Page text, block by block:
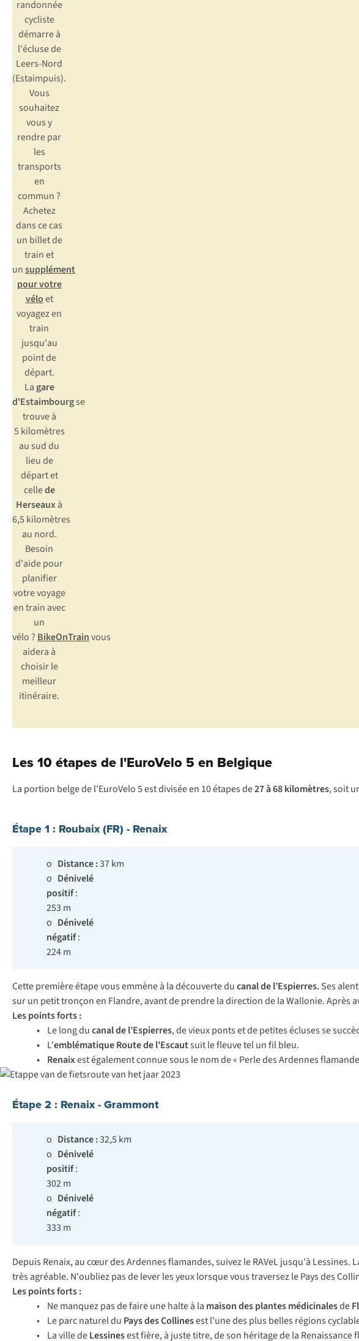
randonnée
cycliste
démarre à
l'écluse de
Leers-Nord
(Estaimpuis).
Vous
souhaitez
vous y
rendre par
les
transports
en
commun ?
Achetez
dans ce cas
un billet de
train et
unsupplément
pour votre
véloet
voyagez en
train
jusqu'au
point de
départ.
La gare
d'Estaimbourgse
trouve à
5 kilomètres
au sud du
lieu de
départ et
cellede
Herseauxà
6,5 kilomètres
au nord.
Besoin
d'aide pour
planifier
votre voyage
en train avec
un
vélo ? BikeOnTrainvous
aidera à
choisir le
meilleur
itinéraire.
Les 10 étapes de l'EuroVelo 5 en Belgique
La portion belge de l'EuroVelo 5 est divisée en 10 étapes de27 à 68kilomètres, soit
Étape 1 : Roubaix (FR) - Renaix
o Distance :37 km
o Dénivelé
positif:
253 m
o Dénivelé
négatif:
224 m
Cette première étape vous emmène à la découverte ducanal de l’Espierres.Ses
sur un petit tronçon en Flandre, avant de prendre la direction de la Wallonie. Après
Les points forts :
• Le long ducanal de l’Espierres, de vieux ponts et de petites écluses se
• L'emblématique Route de l'Escautsuit le fleuve tel un fil bleu.
• Renaixest également connue sous le nom de « Perle des Ardennes
Étape 2 : Renaix - Grammont
o Distance :32,5 km
o Dénivelé
positif:
302 m
o Dénivelé
négatif:
333 m
Depuis Renaix, au cœur des Ardennes flamandes, suivez le RAVeL jusqu'à Lessines.
très agréable. N'oubliez pas de lever les yeux lorsque vous traversez le Pays des
Les points forts :
• Ne manquez pas de faire une halte à la maison des plantesmédicinalesde
• Le parc naturel du Pays des Collinesest l'une des plus belles régions
• La ville deLessinesest fière, à juste titre, de son héritage de la Renaissance